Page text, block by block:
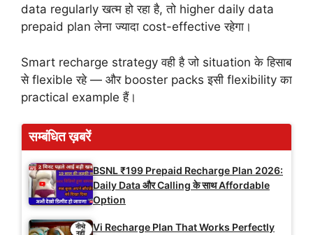
data regularly खत्म हो रहा है, तो higher daily data
prepaid plan लेना ज्यादा cost-effective रहेगा।
Smart recharge strategy वही है जो situation के हिसाब
से flexible रहे — और booster packs इसी flexibility का
practical example हैं।
सम्बंधित ख़बरें
BSNL ₹199 Prepaid Recharge Plan 2026:
Daily Data और Calling के साथ Affordable
Option
Vi Recharge Plan That Works Perfectly